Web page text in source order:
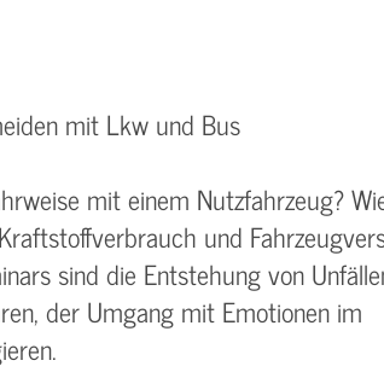
mit Lkw und Bus
mit einem Nutzfahrzeug?
und
sind die Entstehung von
der Umgang mit Emotionen im